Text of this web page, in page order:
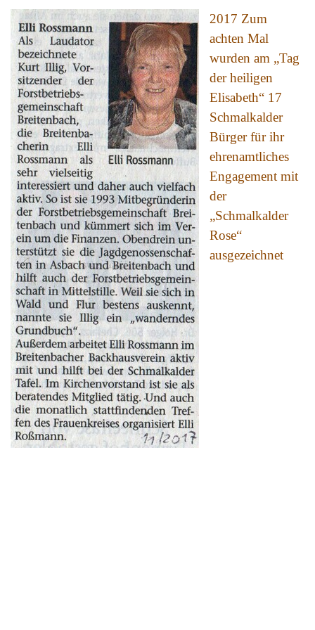
2017 Zum
achten Mal
wurden am „Tag
der heiligen
Elisabeth“ 17
Schmalkalder
Bürger für ihr
ehrenamtliches
Engagement mit
der
„Schmalkalder
Rose“
ausgezeichnet